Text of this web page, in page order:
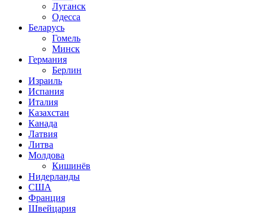
Луганск
Одесса
Беларусь
Гомель
Минск
Германия
Берлин
Израиль
Испания
Италия
Казахстан
Канада
Латвия
Литва
Молдова
Кишинёв
Нидерланды
США
Франция
Швейцария